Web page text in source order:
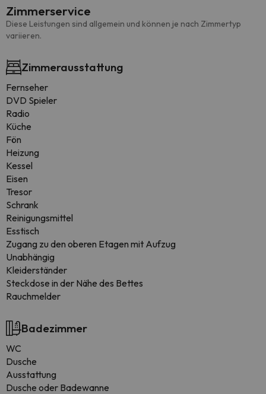
Zimmerservice
Diese Leistungen sind allgemein und können je nach Zimmertyp
variieren.
Zimmerausstattung
Fernseher
DVD Spieler
Radio
Küche
Fön
Heizung
Kessel
Eisen
Tresor
Schrank
Reinigungsmittel
Esstisch
Zugang zu den oberen Etagen mit Aufzug
Unabhängig
Kleiderständer
Steckdose in der Nähe des Bettes
Rauchmelder
Badezimmer
WC
Dusche
Ausstattung
Dusche oder Badewanne